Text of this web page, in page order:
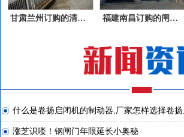
甘肃兰州订购的清污机产品福建南昌订购的闸门
什么是卷扬启闭机的制动器,厂家怎样选择卷
涨芝识喽！钢闸门年限延长小奥秘